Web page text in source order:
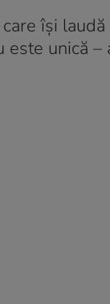
își
unică